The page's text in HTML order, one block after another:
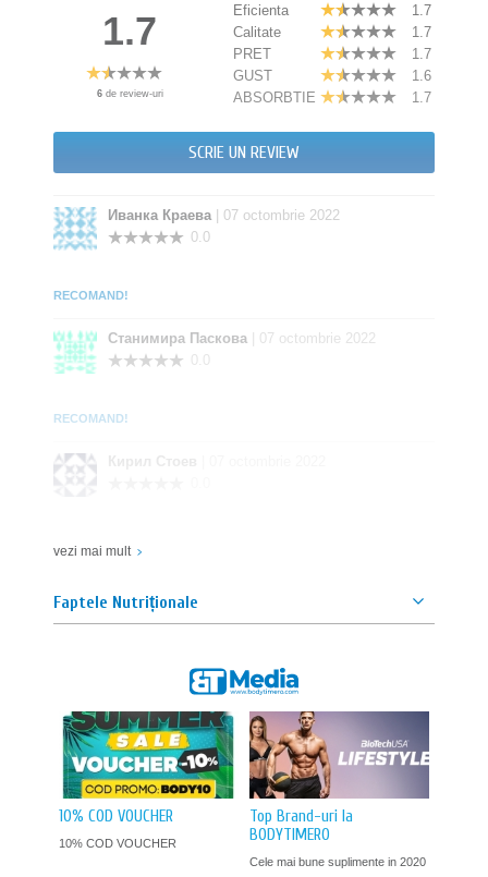
1.7
6de review-uri
Еficienta
1.7
Calitate
1.7
PRET
1.7
GUST
1.6
ABSORBTIE
1.7
SCRIE UN REVIEW
Иванка Краева
| 07 octombrie 2022
0.0
RECOMAND!
Станимира Паскова
| 07 octombrie 2022
0.0
RECOMAND!
0.0
4.9
RECOMAND!
vezi mai mult
Faptele Nutriționale
10% COD VOUCHER
10% COD VOUCHER
Top Brand-uri la
BODYTIMERO
Cele mai bune suplimente in 2020